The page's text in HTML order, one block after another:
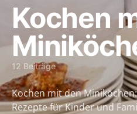
Kochen
12 Beiträge
Kochen mit den
Rezepte für Kinder und